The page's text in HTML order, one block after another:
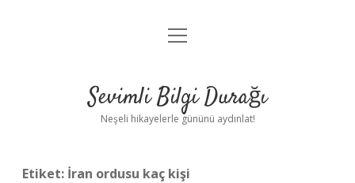
Anasayfa
Yasal Uyarı
menüyü
Sevimli Bilgi Durağı
Neşeli hikayelerle gününü aydınlat!
Etiket: İran ordusu kaç kişi